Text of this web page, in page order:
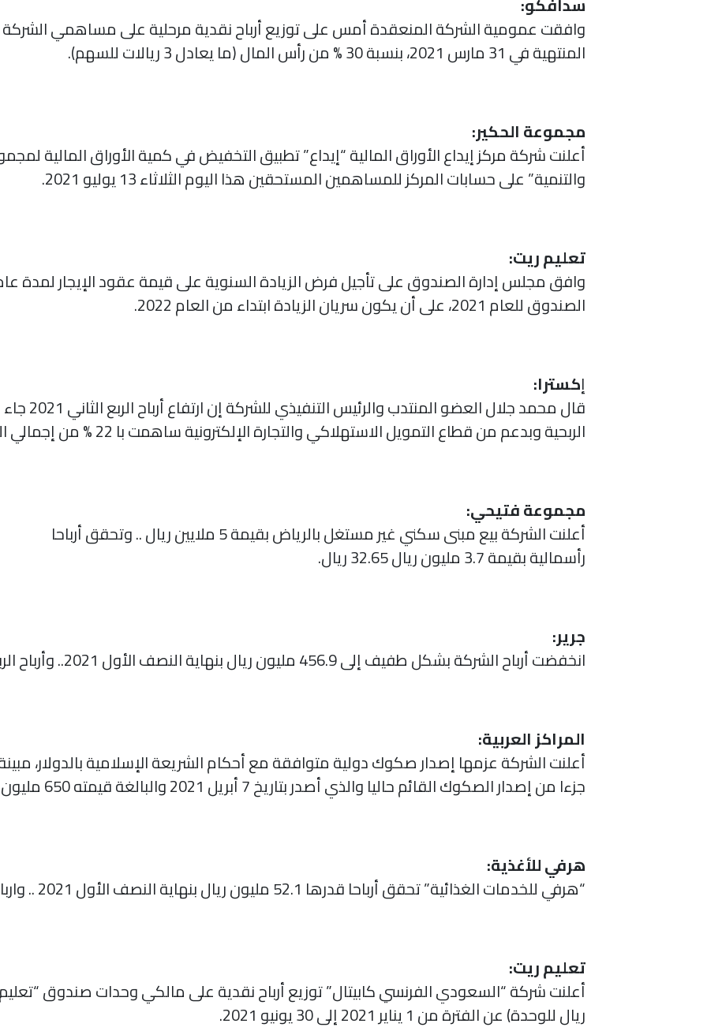
وافقت عمومية الشركة المنعقدة أمس على توزيع أرباح نقدية مرحلية على مساهمي الشركة
المنتهية في 31 مارس 2021، بنسبة 30 % من رأس المال (ما يعادل 3 ريالات للسهم).
مجموعة الحكير:
أعلنت شركة مركز إيداع الأوراق المالية “إيداع” تطبيق التخفيض في كمية الأوراق المالية
والتنمية” على حسابات المركز للمساهمين المستحقين هذا اليوم الثلاثاء 13 يوليو 2021.
تعليم ريت:
وافق مجلس إدارة الصندوق على تأجيل فرض الزيادة السنوية على قيمة عقود الإيجار لمدة
الصندوق للعام 2021، على أن يكون سريان الزيادة ابتداء من العام 2022.
إكسترا:
قال محمد
الربحية وبدعم من قطاع التمويل الاستهلاكي والتجارة الإلكترونية ساهمت با 22 % من إجمالي المبيعات.
مجموعة فتيحي:
أعلنت الشركة بيع مبنى سكني غير مستغل بالرياض بقيمة 5 ملايين ريال .. وتحقق أرباحا
رأسمالية بقيمة 3.7 مليون ريال 32.65 ريال.
جرير:
انخفضت أرباح الشركة بشكل طفيف إلى 456.9 مليون ريال بنهاية النصف الأول 2021.. وأرباح الربع الثاني 189.2 مليون ريال (- 9 %).
المراكز العربية:
أعلنت الشركة عزمها إصدار صكوك دولية متوافقة مع أحكام الشريعة الإسلامية بالدولار،
جزءا من إصدار الصكوك القائم حاليا والذي أصدر بتاريخ 7 أبريل 2021 والبالغة قيمته 650 مليون دولار يستحق في عام 2026.
هرفي للأغذية:
“هرفي للخدمات الغذائية” تحقق أرباحا قدرها 52.1 مليون ريال بنهاية النصف الأول 2021 .. وارباح الربع الثاني 26.7 مليون ريال.
تعليم ريت:
ريال للوحدة) عن الفترة من 1 يناير 2021 إلى 30 يونيو 2021.